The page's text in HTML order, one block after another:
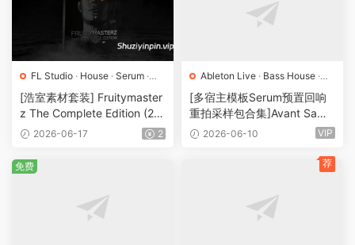
FL Studio · House · Serum ·
Sylenth1 · 工程 · 素材
置
[浩室素材套装] Fruitymaster
z The Complete Edition (20
22) [多格式]（2.75GB）
2026-06-17 2
Ableton Live · Bass House ·
Dubstep · FL Studio·Logic
Pro·MIDI·Serum ·工程·素材
·采样·预置
[多宿主模板Serum预置回响
重拍采样包合集]Avant Samp
les Dubstep Drop Suite 01
2026-06-10 VIP
免费 荐